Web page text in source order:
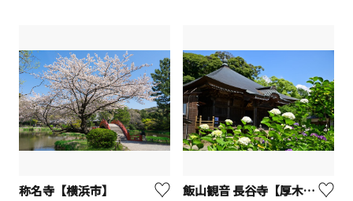
称名寺【横浜市】 飯山観音 長谷寺【厚木市】